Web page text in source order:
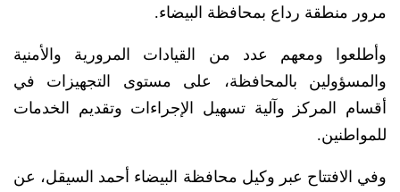
مرور منطقة رداع بمحافظة البيضاء.
وأطلعوا ومعهم عدد من القيادات المرورية والأمنية
والمسؤولين بالمحافظة، على مستوى التجهيزات في
أقسام المركز وآلية تسهيل الإجراءات وتقديم الخدمات
للمواطنين.
وفي الافتتاح عبر وكيل محافظة البيضاء أحمد السيقل، عن